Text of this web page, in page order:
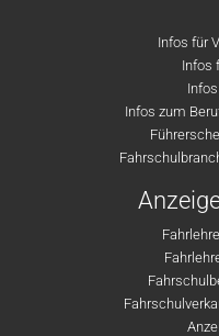
Infos für
Infos
Infos zum